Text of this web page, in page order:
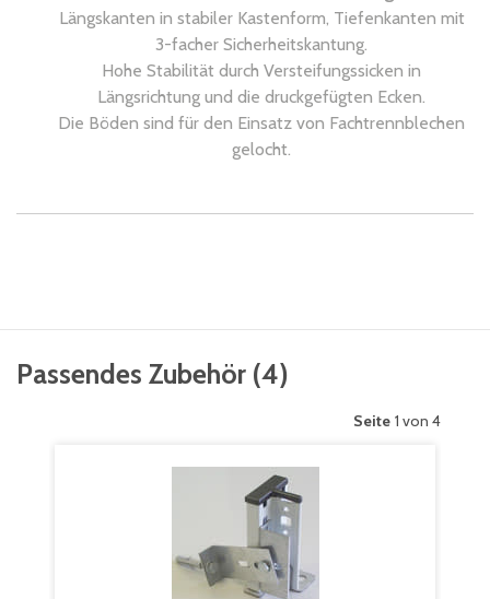
Längskanten in stabiler Kastenform, Tiefenkanten mit
3-facher Sicherheitskantung.
Hohe Stabilität durch Versteifungssicken in
Längsrichtung und die druckgefügten Ecken.
Die Böden sind für den Einsatz von Fachtrennblechen
gelocht.
Passendes Zubehör (4)
Seite 1 von 4